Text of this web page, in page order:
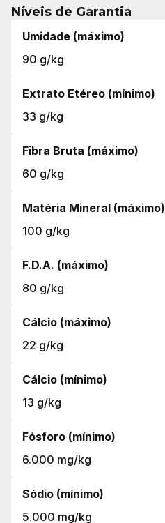
Níveis de Garantia
Umidade (máximo)
90 g/kg
Extrato Etéreo (mínimo)
33 g/kg
Fibra Bruta (máximo)
60 g/kg
Matéria Mineral (máximo)
100 g/kg
F.D.A. (máximo)
80 g/kg
Cálcio (máximo)
22 g/kg
Cálcio (mínimo)
13 g/kg
Fósforo (mínimo)
6.000 mg/kg
Sódio (mínimo)
5.000 mg/kg